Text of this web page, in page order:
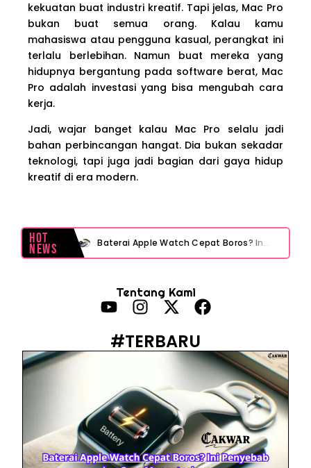
kekuatan buat industri kreatif. Tapi jelas, Mac Pro
bukan buat semua orang. Kalau kamu
mahasiswa atau pengguna kasual, perangkat ini
terlalu berlebihan. Namun buat mereka yang
hidupnya bergantung pada software berat, Mac
Pro adalah investasi yang bisa mengubah cara
kerja.
Jadi, wajar banget kalau Mac Pro selalu jadi
bahan perbincangan hangat. Dia bukan sekadar
teknologi, tapi juga jadi bagian dari gaya hidup
kreatif di era modern.
Hot
News Baterai Apple Watch Cepat Boros? Ini Penyebab dan Cara Mengatasinya
Eks Jampidsus Febrie Adriansyah Tersangka Korupsi Asabri Tapi Masih Terima Gaji: Mengapa Begitu?
Eks Dirut KBS Tersangka Korupsi Pakan Satwa Rp10,2 Miliar: Ironi Gelar Doktor Akuntabilitas
Kejagung Tetapkan Tersangka Baru Korupsi BGN! Ulasan Skandal Pengadaan
Motor Listrik BGN Rp1 Triliun Berujung Korupsi dan Disegel Kejagung
Tentang Kami
#TERBARU